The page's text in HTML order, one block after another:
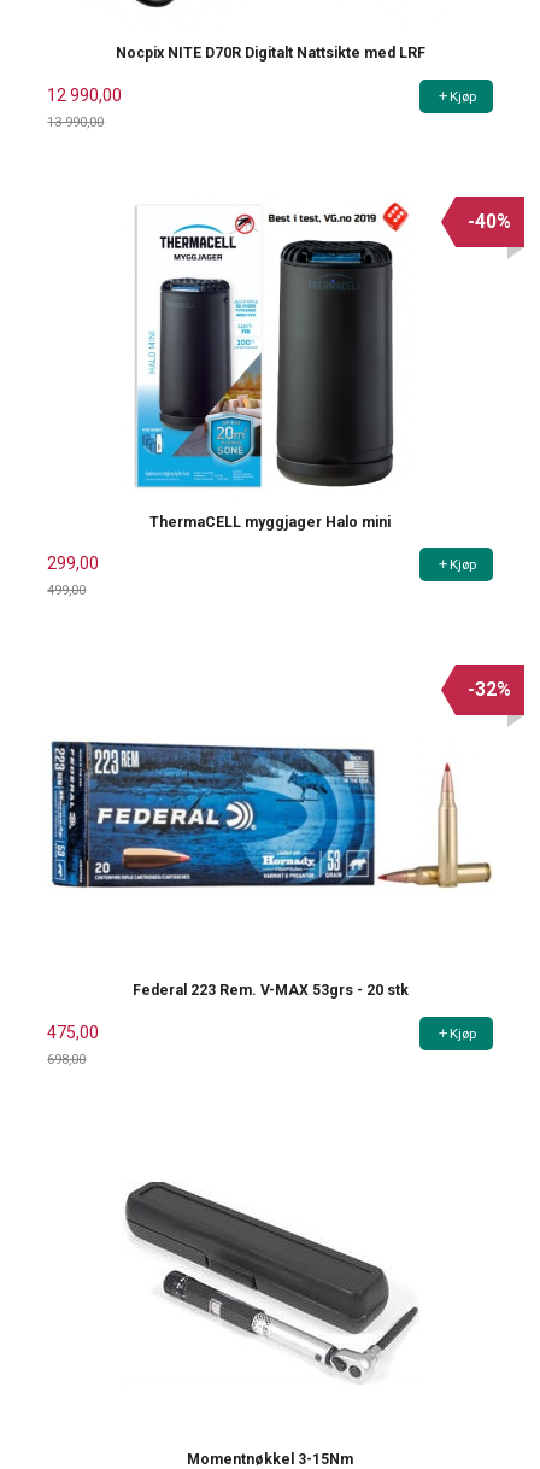
Nocpix NITE D70R Digitalt Nattsikte med LRF
12 990,00
13 990,00
Kjøp
ThermaCELL myggjager Halo mini
299,00
499,00
-40%
Kjøp
Federal 223 Rem. V-MAX 53grs - 20 stk
475,00
698,00
-32%
Kjøp
Momentnøkkel 3-15Nm